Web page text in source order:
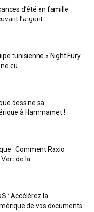
d’été en famille
l’argent...
tunisienne « Night Fury
du...
dessine sa
à Hammamet !
: Comment Raxio
de la...
: Accélérez la
de vos documents